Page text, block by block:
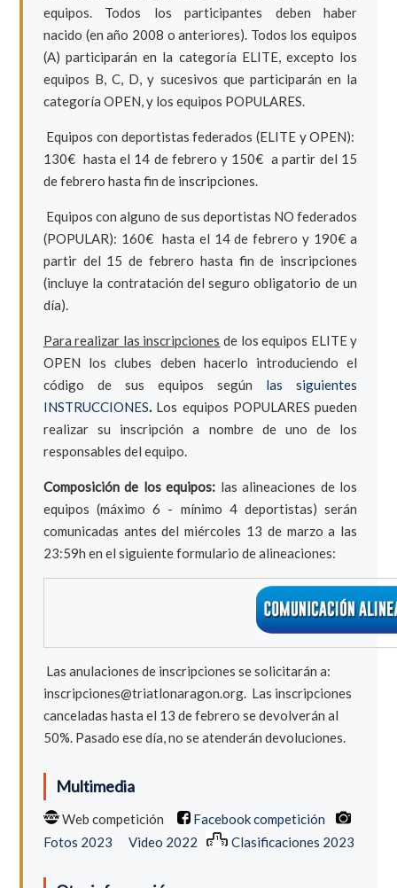
equipos. Todos los participantes deben haber
nacido (en año 2008 o anteriores). Todos los equipos
(A) participarán en la categoría ELITE, excepto los
equipos B, C, D, y sucesivos que participarán en la
categoría OPEN, y los equipos POPULARES.
Equipos con deportistas federados (ELITE y OPEN):
130€ hasta el 14 de febrero y 150€ a partir del 15
de febrero hasta fin de inscripciones.
Equipos con alguno de sus deportistas NO federados
(POPULAR): 160€ hasta el 14 de febrero y 190€ a
partir del 15 de febrero hasta fin de inscripciones
(incluye la contratación del seguro obligatorio de un
día).
Para realizar las inscripciones de los equipos ELITE y
OPEN los clubes deben hacerlo introduciendo el
código de sus equipos según las siguientes
INSTRUCCIONES.Los equipos POPULARES pueden
realizar su inscripción a nombre de uno de los
responsables del equipo.
Composición de los equipos: las alineaciones de los
equipos (máximo 6 - mínimo 4 deportistas) serán
comunicadas antes del miércoles 13 de marzo a las
23:59h en el siguiente formulario de alineaciones:
Las anulaciones de inscripciones se solicitarán a:
inscripciones@triatlonaragon.org. Las inscripciones
canceladas hasta el 13 de febrero se devolverán al
50%. Pasado ese día, no se atenderán devoluciones.
Multimedia
Web competición
Facebook competición
Fotos 2023
Video 2022 Clasificaciones 2023